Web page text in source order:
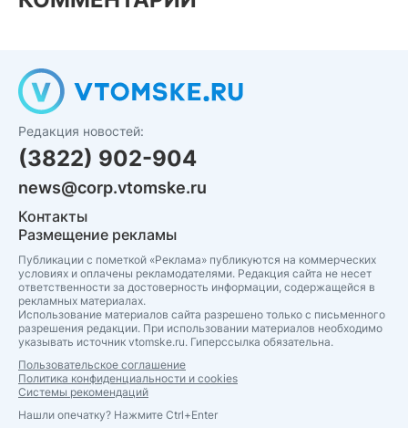
Редакция новостей:
(3822) 902-904
news@corp.vtomske.ru
Контакты
Размещение рекламы
Публикации с пометкой «Реклама» публикуются на коммерческих
условиях и оплачены рекламодателями. Редакция сайта не несет
ответственности за достоверность информации, содержащейся в
рекламных материалах.
Использование материалов сайта разрешено только с письменного
разрешения редакции. При использовании материалов необходимо
указывать источник vtomske.ru. Гиперссылка обязательна.
Пользовательское соглашение
Политика конфиденциальности и cookies
Системы рекомендаций
Нашли опечатку? Нажмите Ctrl+Enter